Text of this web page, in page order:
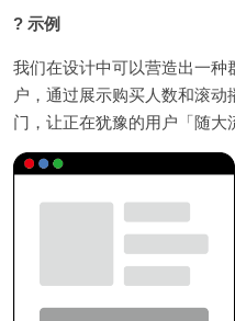
? 示例
我们在设计中可以营造出一种
户，通过展示购买人数和滚
门，让正在犹豫的用户「随大